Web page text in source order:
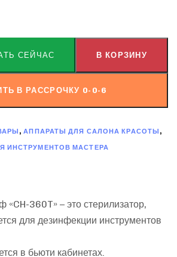
СЕЙЧАС В КОРЗИНУ
В РАССРОЧКУ 0-0-6
,АППАРАТЫ ДЛЯ САЛОНА КРАСОТЫ ,
ИНСТРУМЕНТОВ МАСТЕРА
360T» – это стерилизатор,
для дезинфекции инструментов
в бьюти кабинетах.